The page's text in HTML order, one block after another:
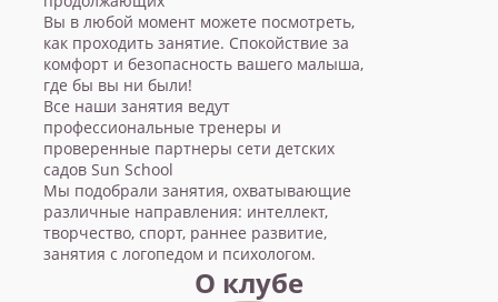
Вы в любой момент можете посмотреть,
как проходить занятие. Спокойствие за
комфорт и безопасность вашего малыша,
где бы вы ни были!
Все наши занятия ведут
профессиональные тренеры и
проверенные партнеры сети детских
садов Sun School
Мы подобрали занятия, охватывающие
различные направления: интеллект,
творчество, спорт, раннее развитие,
занятия с логопедом и психологом.
О клубе